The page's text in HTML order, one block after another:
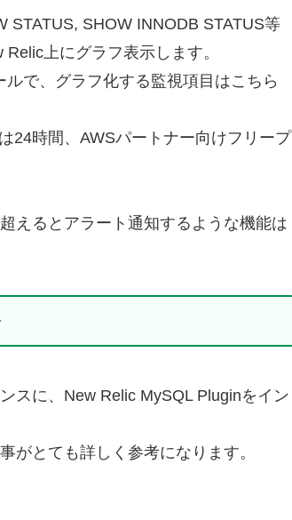
STATUS, SHOW INNODB STATUS等
上にグラフ表示します。
で、グラフ化する監視項目はこちら
24時間、AWSパートナー向けフリープ
えるとアラート通知するような機能は
スに、New Relic MySQL Pluginをイン
がとても詳しく参考になります。